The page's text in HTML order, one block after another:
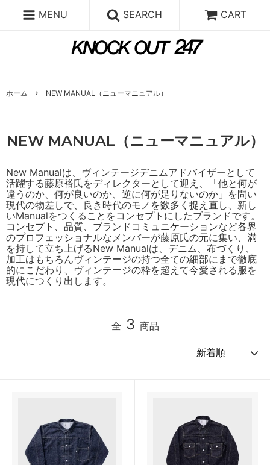
MENU SEARCH CART
ホーム NEW MANUAL（ニューマニュアル）
NEW MANUAL（ニューマニュアル）
New Manualは、ヴィンテージデニムアドバイザーとして
活躍する藤原裕氏をディレクターとして迎え、「他と何が
違うのか、何が良いのか、逆に何が足りないのか」を問い
現代の物差しで、良き時代のモノを数多く捉え直し、新し
いManualをつくることをコンセプトにしたブランドです。
コンセプト、品質、ブランドコミュニケーションなど各界
のプロフェッショナルなメンバーが藤原氏の元に集い、満
を持して立ち上げるNew Manualは、デニム、布づくり、
加工はもちろんヴィンテージの持つ全ての細部にまで徹底
的にこだわり、ヴィンテージの枠を超えて今愛される服を
現代につくり出します。
全 3 商品